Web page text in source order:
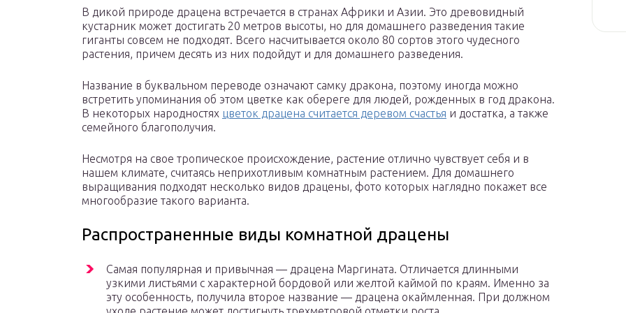
В дикой природе драцена встречается в странах Африки и Азии. Это древовидный
кустарник может достигать 20 метров высоты, но для домашнего разведения такие
гиганты совсем не подходят. Всего насчитывается около 80 сортов этого чудесного
растения, причем десять из них подойдут и для домашнего разведения.
Название в буквальном переводе означают самку дракона, поэтому иногда можно
встретить упоминания об этом цветке как обереге для людей, рожденных в год дракона.
В некоторых народностях цветок драцена считается деревом счастья и достатка, а также
семейного благополучия.
Несмотря на свое тропическое происхождение, растение отлично чувствует себя и в
нашем климате, считаясь неприхотливым комнатным растением. Для домашнего
выращивания подходят несколько видов драцены, фото которых наглядно покажет все
многообразие такого варианта.
Распространенные виды комнатной драцены
Самая популярная и привычная — драцена Маргината. Отличается длинными
узкими листьями с характерной бордовой или желтой каймой по краям. Именно за
эту особенность, получила второе название — драцена окаймленная. При должном